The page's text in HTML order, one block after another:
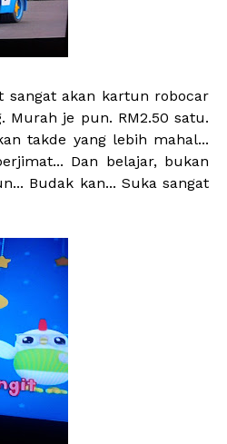
sangat akan kartun robocar
Murah je pun. RM2.50 satu.
takde yang lebih mahal...
Dan belajar, bukan
Budak kan... Suka sangat